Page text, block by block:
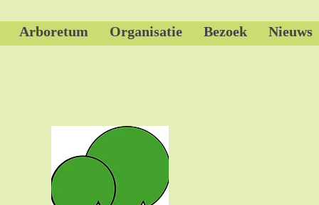
Arboretum Organisatie Bezoek Nieuws